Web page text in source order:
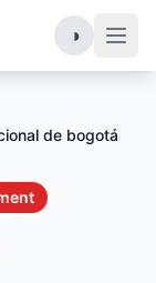
◑
de bogotá